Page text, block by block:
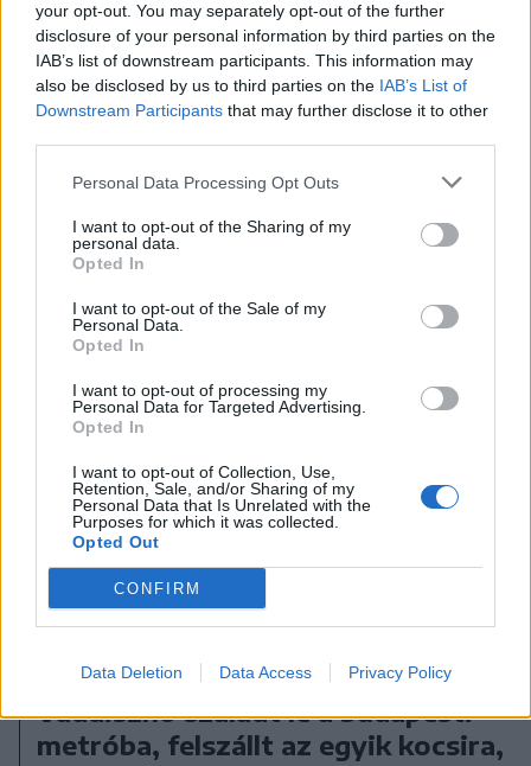
your opt-out. You may separately opt-out of the further
disclosure of your personal information by third parties on the
IAB’s list of downstream participants. This information may
also be disclosed by us to third parties on the IAB’s List of
Downstream Participants that may further disclose it to other
Personal Data Processing Opt Outs
I want to opt-out of the Sharing of my
personal data.
Opted In
I want to opt-out of the Sale of my
Personal Data.
Opted In
I want to opt-out of processing my
Personal Data for Targeted Advertising.
Opted In
I want to opt-out of Collection, Use,
Retention, Sale, and/or Sharing of my
Personal Data that Is Unrelated with the
Purposes for which it was collected.
Opted Out
CONFIRM
Data Deletion Data Access Privacy Policy
2026. augusztus 08., szombat
Románia irányából érkező ukrán
frissítve
2026. augusztus 08., szombat
Vaddisznó szaladt le a budapesti
metróba, felszállt az egyik kocsira,